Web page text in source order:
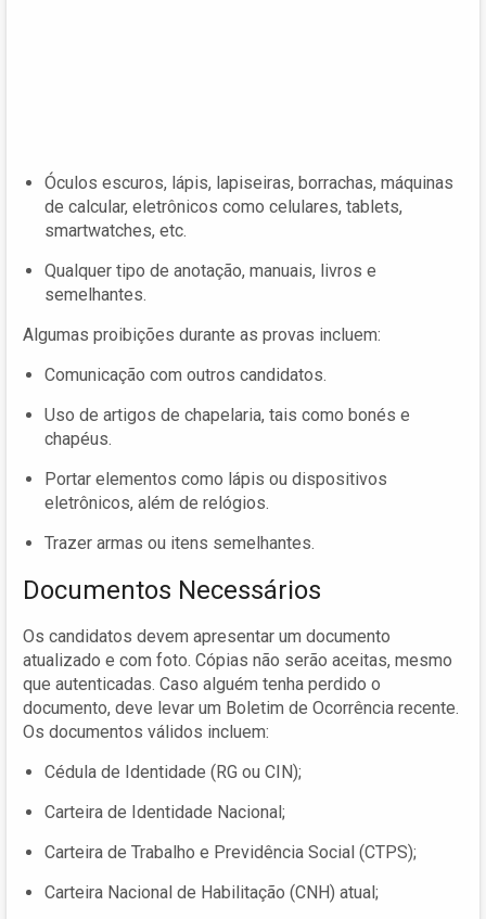
Óculos escuros, lápis, lapiseiras, borrachas, máquinas
de calcular, eletrônicos como celulares, tablets,
smartwatches, etc.
Qualquer tipo de anotação, manuais, livros e
semelhantes.
Algumas proibições durante as provas incluem:
Comunicação com outros candidatos.
Uso de artigos de chapelaria, tais como bonés e
chapéus.
Portar elementos como lápis ou dispositivos
eletrônicos, além de relógios.
Trazer armas ou itens semelhantes.
Documentos Necessários
Os candidatos devem apresentar um documento
atualizado e com foto. Cópias não serão aceitas, mesmo
que autenticadas. Caso alguém tenha perdido o
documento, deve levar um Boletim de Ocorrência recente.
Os documentos válidos incluem:
Cédula de Identidade (RG ou CIN);
Carteira de Identidade Nacional;
Carteira de Trabalho e Previdência Social (CTPS);
Carteira Nacional de Habilitação (CNH) atual;